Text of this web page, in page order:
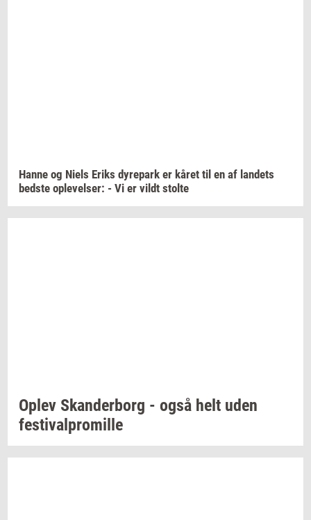
Hanne og Niels Eriks dy­re­park er kåret til en af lan­dets
bed­ste op­le­vel­ser: - Vi er vildt stol­te
Oplev Skan­der­borg - også helt uden
festi­val­pro­mil­le